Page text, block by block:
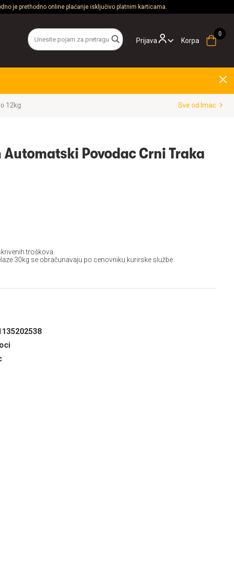
je prethodno online plaćanje isključivo platnim karticama.
Prijava Korpa
12kg Sve od Imac
Povodac Crni Traka
troškova.
30kg se obračunavaju po cenovniku kurirske službe.